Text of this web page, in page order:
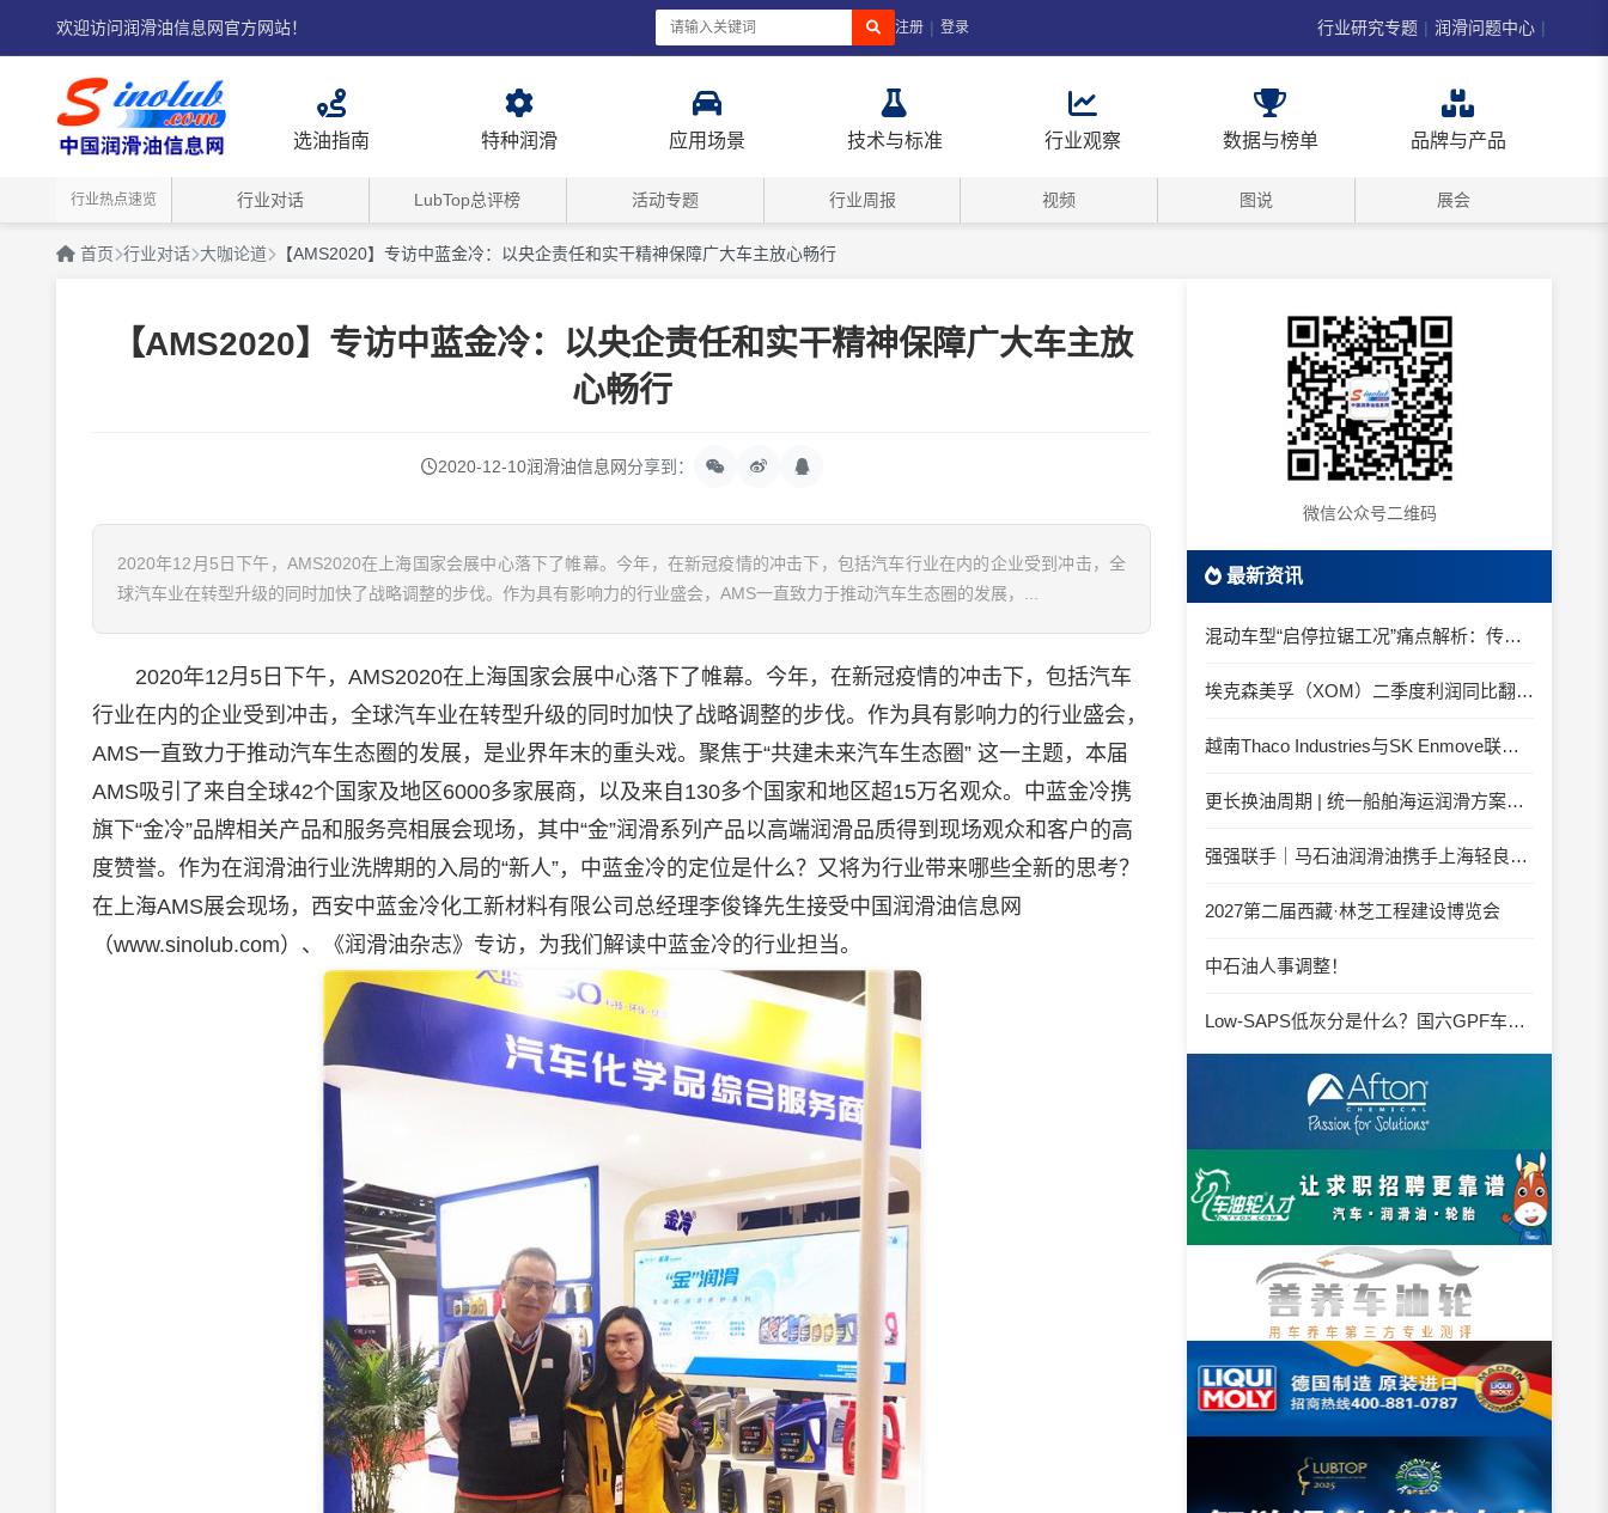
欢迎访问润滑油信息网官方网站！ 注册 | 登录 行业研究专题 | 润滑问题中心 |
选油指南 特种润滑 应用场景 技术与标准 行业观察 数据与榜单 品牌与产品
行业热点速览 行业对话 LubTop总评榜 活动专题 行业周报 视频 图说 展会
首页 行业对话 大咖论道 【AMS2020】专访中蓝金冷：以央企责任和实干精神保障广大车主放心畅行
【AMS2020】专访中蓝金冷：以央企责任和实干精神保障广大车主放
心畅行
2020-12-10润滑油信息网分享到：
2020年12月5日下午，AMS2020在上海国家会展中心落下了帷幕。今年，在新冠疫情的冲击下，包括汽车行业在内的企业受到冲击，全
球汽车业在转型升级的同时加快了战略调整的步伐。作为具有影响力的行业盛会，AMS一直致力于推动汽车生态圈的发展，...
2020年12月5日下午，AMS2020在上海国家会展中心落下了帷幕。今年，在新冠疫情的冲击下，包括汽车
行业在内的企业受到冲击，全球汽车业在转型升级的同时加快了战略调整的步伐。作为具有影响力的行业盛会，
AMS一直致力于推动汽车生态圈的发展，是业界年末的重头戏。聚焦于“共建未来汽车生态圈” 这一主题，本届
AMS吸引了来自全球42个国家及地区6000多家展商，以及来自130多个国家和地区超15万名观众。中蓝金冷携
旗下“金冷”品牌相关产品和服务亮相展会现场，其中“金”润滑系列产品以高端润滑品质得到现场观众和客户的高
度赞誉。作为在润滑油行业洗牌期的入局的“新人”，中蓝金冷的定位是什么？又将为行业带来哪些全新的思考？
在上海AMS展会现场，西安中蓝金冷化工新材料有限公司总经理李俊锋先生接受中国 润滑油信息网
（www.sinolub.com）、《润滑油杂志》专访，为我们解读中蓝金冷的行业担当。
微信公众号二维码
最新资讯
混动车型“启停拉锯工况”痛点解析：传统机油为何频繁出现油泥堆积？
埃克森美孚（XOM）二季度利润同比翻倍 创2022年以来新高
越南Thaco Industries与SK Enmove联手合作润滑油
更长换油周期 | 统一船舶海运润滑方案与你并肩征服海况运维考验
强强联手｜马石油润滑油携手上海轻良，共筑造纸装备润滑新生态
2027第二届西藏·林芝工程建设博览会
中石油人事调整！
Low-SAPS低灰分是什么？国六GPF车辆为什么必须用低灰油